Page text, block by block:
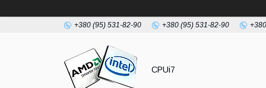
+380 (95) 531-82-90 +380 (95) 531-82-90
CPUi7